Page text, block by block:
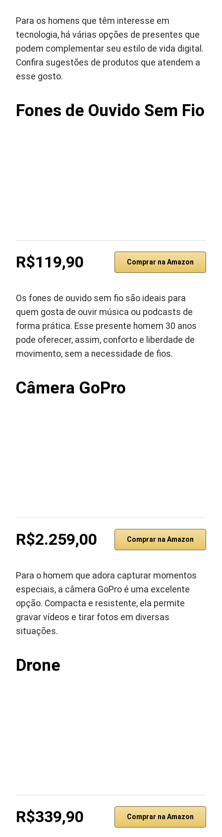
Para os homens que têm interesse em
tecnologia, há várias opções de presentes que
podem complementar seu estilo de vida digital.
Confira sugestões de produtos que atendem a
esse gosto.
Fones de Ouvido Sem Fio
R$119,90 Comprar na Amazon
Os fones de ouvido sem fio são ideais para
quem gosta de ouvir música ou podcasts de
forma prática. Esse presente homem 30 anos
pode oferecer, assim, conforto e liberdade de
movimento, sem a necessidade de fios.
Câmera GoPro
R$2.259,00 Comprar na Amazon
Para o homem que adora capturar momentos
especiais, a câmera GoPro é uma excelente
opção. Compacta e resistente, ela permite
gravar vídeos e tirar fotos em diversas
situações.
Drone
R$339,90 Comprar na Amazon